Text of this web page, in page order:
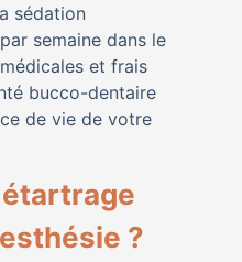
sédation
semaine dans le
et frais
bucco-dentaire
de vie de votre
?